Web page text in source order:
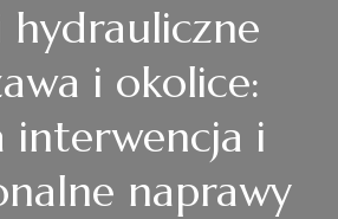
hydrauliczne
i okolice:
interwencja i
naprawy